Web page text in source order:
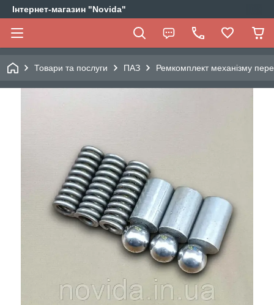
Інтернет-магазин "Novida"
Товари та послуги ПАЗ Ремкомплект механізму